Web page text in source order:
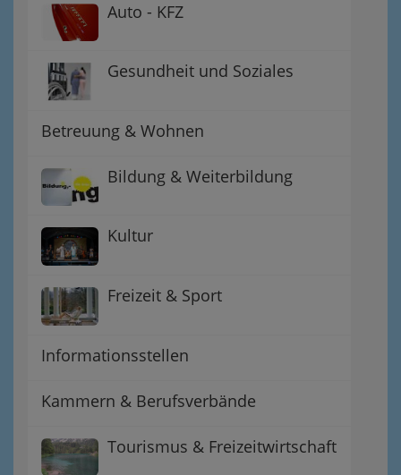
Auto - KFZ
Gesundheit und Soziales
Betreuung & Wohnen
Bildung & Weiterbildung
Kultur
Freizeit & Sport
Informationsstellen
Kammern & Berufsverbände
Tourismus & Freizeitwirtschaft